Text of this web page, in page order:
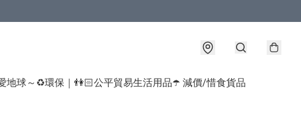
地球～♻️環保｜👫🏻公平貿易生活用品☂️ 減價/惜食貨品